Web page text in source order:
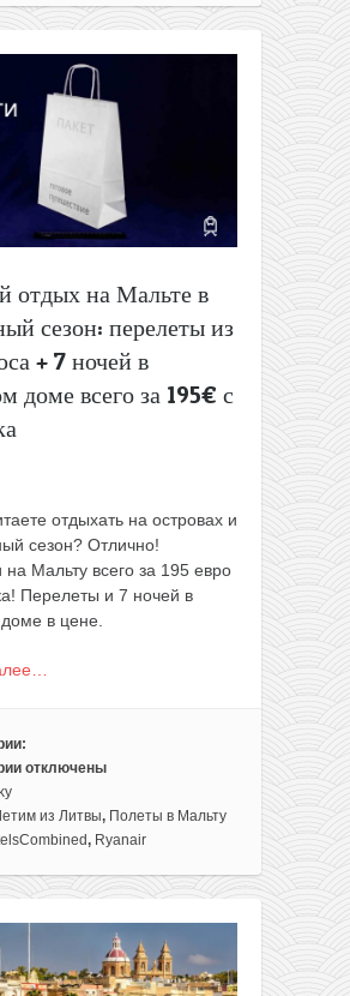
отдых на Мальте в
сезон: перелеты из
+ 7 ночей в
доме всего за 195€ с
отдыхать на островах и
сезон? Отлично!
на Мальту всего за 195 евро
Перелеты и 7 ночей в
в цене.
отключены
из Литвы, Полеты в Мальту
, Ryanair